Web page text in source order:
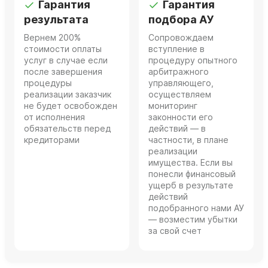
Гарантия
результата
Вернем 200%
стоимости оплаты
услуг в случае если
после завершения
процедуры
реализации заказчик
не будет освобожден
от исполнения
обязательств перед
кредиторами
Гарантия
подбора АУ
Сопровождаем
вступление в
процедуру опытного
арбитражного
управляющего,
осуществляем
мониторинг
законности его
действий — в
частности, в плане
реализации
имущества. Если вы
понесли финансовый
ущерб в результате
действий
подобранного нами АУ
— возместим убытки
за свой счет